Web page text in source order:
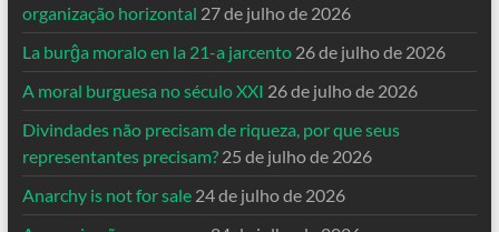
organização horizontal 27 de julho de 2026
La burĝa moralo en la 21-a jarcento 26 de julho de 2026
A moral burguesa no século XXI 26 de julho de 2026
Divindades não precisam de riqueza, por que seus
representantes precisam? 25 de julho de 2026
Anarchy is not for sale 24 de julho de 2026